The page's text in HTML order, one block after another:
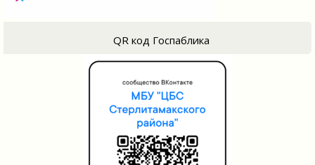
QR код Госпаблика